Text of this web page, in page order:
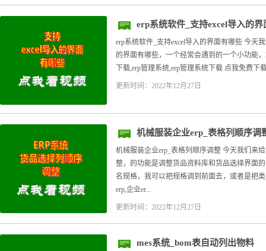
erp系统软件_支持excel导入的界
erp系统软件_支持excel导入的界面有哪些 今天
的界面有哪些，一个经常会遇到的一个小功能
下载,erp管理系统,erp管理系统下载 点我免费下
更新时间：2022年12月27日
机械服装企业erp_表格列顺序调
机械服装企业erp_表格列顺序调整 今天我们来
整，的功能是调整货品资料库和货品选择界面
名规格，我可以把规格调到前面去，或者是把
erp,企业er...
更新时间：2022年12月27日
mes系统_bom表自动列出物料